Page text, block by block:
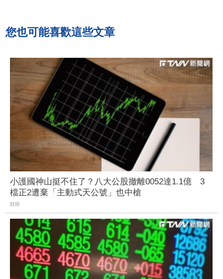
您也可能喜歡這些文章
小護國神山挺不住了？八大公股撤離0052達1.1億 3
檔正2遭棄「主動式天公號」也中槍
財經